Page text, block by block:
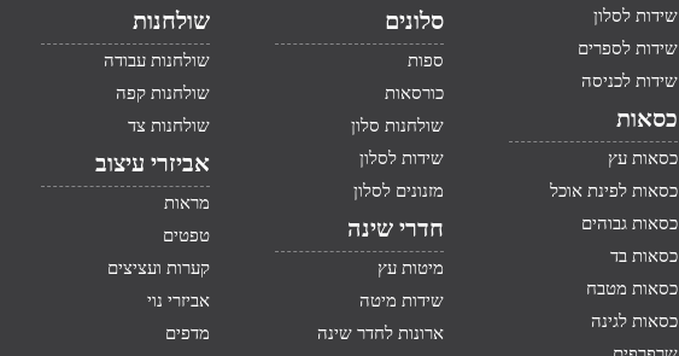
שידות לסלון
שידות לספרים
שידות לכניסה
כסאות
כסאות עץ
כסאות לפינת אוכל
כסאות גבוהים
כסאות בד
כסאות מטבח
כסאות לגינה
סלונים
ספות
כורסאות
שולחנות סלון
שידות לסלון
מזנונים לסלון
חדרי שינה
מיטות עץ
שידות מיטה
ארונות לחדר שינה
שולחנות
שולחנות עבודה
שולחנות קפה
שולחנות צד
אביזרי עיצוב
מראות
טפטים
קערות ועציצים
אביזרי נוי
מדפים